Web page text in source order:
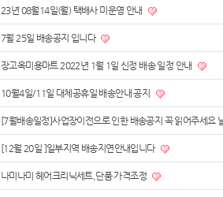
23년 08월14일(월) 택배사 미운영 안내
7월 25일 배송공지 입니다
장고옥미용마트 2022년 1월 1일 신정 배송 일정 안내
10월4일/11일 대체공휴일 배송안내 공지
[7월배송일정]사업장이전으로 인한 배송공지 꼭 읽어주세요
[12월 20일 ]일부지역 배송지연안내입니다
나미나미 헤어크리닉세트,단품 가격조정